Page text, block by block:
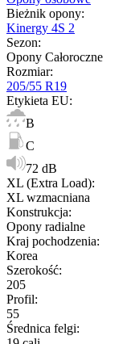
Bieżnik opony:
Kinergy 4S 2
Sezon:
Opony Całoroczne
Rozmiar:
205/55 R19
Etykieta EU:
B
C
72 dB
XL (Extra Load):
XL wzmacniana
Konstrukcja:
Opony radialne
Kraj pochodzenia:
Korea
Szerokość:
205
Profil:
55
Średnica felgi: